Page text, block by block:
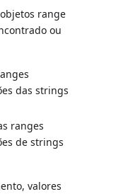
range
ou
das strings
ranges
de strings
valores